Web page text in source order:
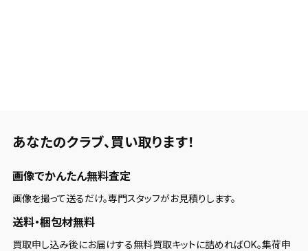
あなたのクラブ、 買い取ります！
画像でかんたん無料査定
画像を撮って送るだけ。専門スタッフがお見積りします。
送料・梱包材無料
買取申し込み後にお届けする無料買取キットに詰めればOK。集荷申